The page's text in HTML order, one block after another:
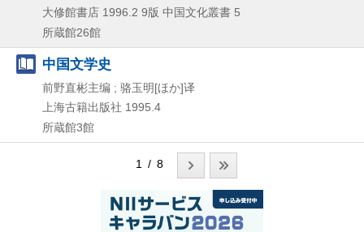
大修館書店 1996.2 9版 中国文化叢書 5
所蔵館26館
中国文学史
前野直彬主编 ; 骆玉明[ほか]译
上海古籍出版社 1995.4
所蔵館3館
1 / 8